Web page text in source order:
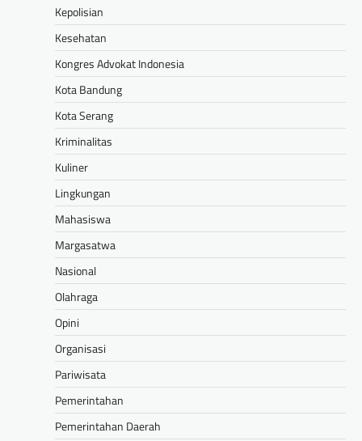
Kepolisian
Kesehatan
Kongres Advokat Indonesia
Kota Bandung
Kota Serang
Kriminalitas
Kuliner
Lingkungan
Mahasiswa
Margasatwa
Nasional
Olahraga
Opini
Organisasi
Pariwisata
Pemerintahan
Pemerintahan Daerah